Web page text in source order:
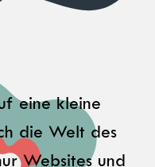
eine kleine
die Welt des
Websites und